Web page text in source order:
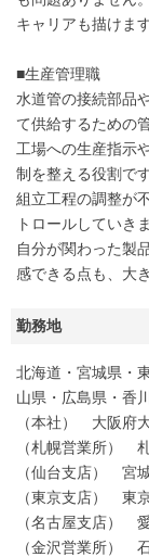
キャリアも描けます
■生産管理職
水道管の接続部品
て供給するための
工場への生産指示
制を整える役割で
組立工程の調整が
トロールしていき
自分が関わった製
感できる点も、大
勤務地
北海道・宮城県・
山県・広島県・香
（本社） 大阪府
（札幌営業所）
（仙台支店） 宮
（東京支店） 東
（名古屋支店）
（金沢営業所）